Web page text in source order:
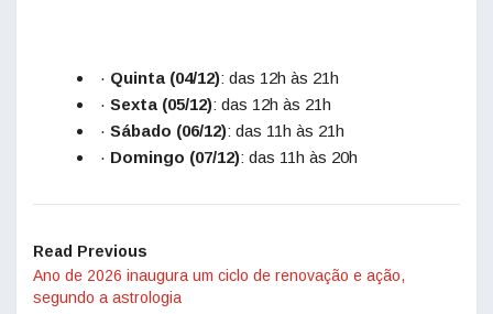
· Quinta (04/12): das 12h às 21h
· Sexta (05/12): das 12h às 21h
· Sábado (06/12): das 11h às 21h
· Domingo (07/12): das 11h às 20h
Read Previous
Ano de 2026 inaugura um ciclo de renovação e ação,
segundo a astrologia